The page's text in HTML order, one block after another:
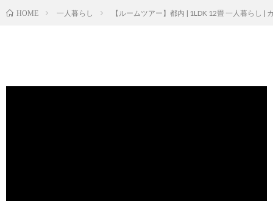
HOME 一人暮らし 【ルームツアー】都内 | 1LDK 12畳 一人暮らし